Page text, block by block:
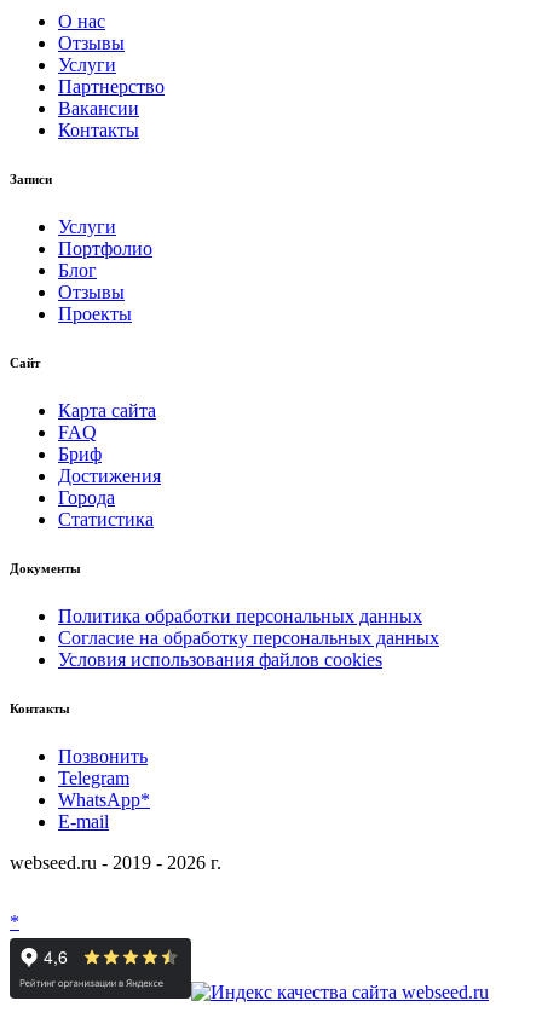
О нас
Отзывы
Услуги
Партнерство
Вакансии
Контакты
Записи
Услуги
Портфолио
Блог
Отзывы
Проекты
Сайт
Карта сайта
FAQ
Бриф
Достижения
Города
Статистика
Документы
Политика обработки персональных данных
Согласие на обработку персональных данных
Условия использования файлов cookies
Контакты
Позвонить
Telegram
WhatsApp*
E-mail
webseed.ru - 2019 - 2026 г.
*